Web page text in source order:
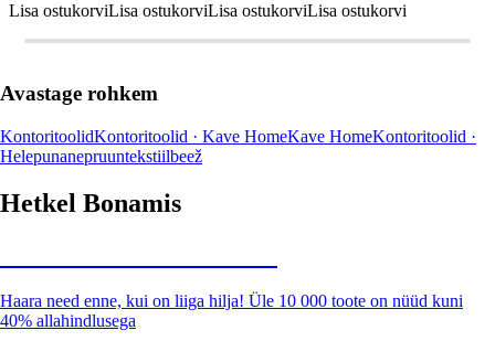
Lisa ostukorviLisa ostukorviLisa ostukorviLisa ostukorvi
Avastage rohkem
KontoritoolidKontoritoolid · Kave HomeKave HomeKontoritoolid ·
Helepunanepruuntekstiilbeež
Hetkel Bonamis
Haara need enne, kui on liiga hilja! Üle 10 000 toote on nüüd kuni
40% allahindlusega